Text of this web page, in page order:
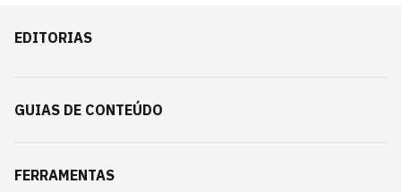
EDITORIAS
GUIAS DE CONTEÚDO
FERRAMENTAS